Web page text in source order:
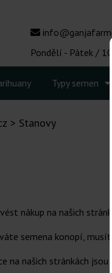
Pondělí - Pátek /
Typy semen
Stanovy
nákup na našich
semena konopí,
na našich stránkách